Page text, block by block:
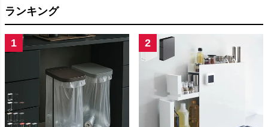
ランキング
1 2